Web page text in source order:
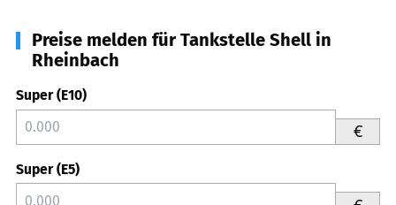
Preise melden für Tankstelle Shell in
Rheinbach
Super (E10)
€
Super (E5)